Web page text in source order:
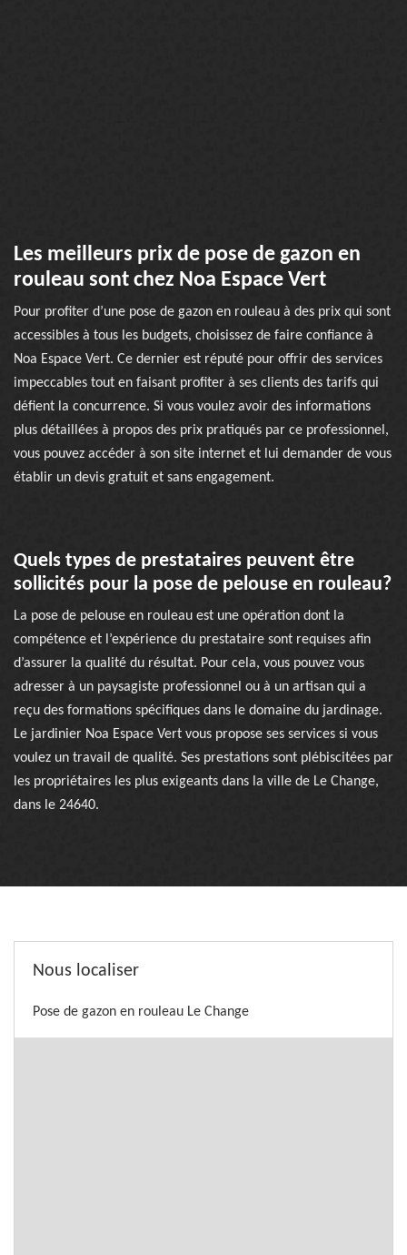
Les meilleurs prix de pose de gazon en
rouleau sont chez Noa Espace Vert
Pour profiter d’une pose de gazon en rouleau à des prix qui sont
accessibles à tous les budgets, choisissez de faire confiance à
Noa Espace Vert. Ce dernier est réputé pour offrir des services
impeccables tout en faisant profiter à ses clients des tarifs qui
défient la concurrence. Si vous voulez avoir des informations
plus détaillées à propos des prix pratiqués par ce professionnel,
vous pouvez accéder à son site internet et lui demander de vous
établir un devis gratuit et sans engagement.
Quels types de prestataires peuvent être
sollicités pour la pose de pelouse en rouleau?
La pose de pelouse en rouleau est une opération dont la
compétence et l’expérience du prestataire sont requises afin
d’assurer la qualité du résultat. Pour cela, vous pouvez vous
adresser à un paysagiste professionnel ou à un artisan qui a
reçu des formations spécifiques dans le domaine du jardinage.
Le jardinier Noa Espace Vert vous propose ses services si vous
voulez un travail de qualité. Ses prestations sont plébiscitées par
les propriétaires les plus exigeants dans la ville de Le Change,
dans le 24640.
Nous localiser
Pose de gazon en rouleau Le Change